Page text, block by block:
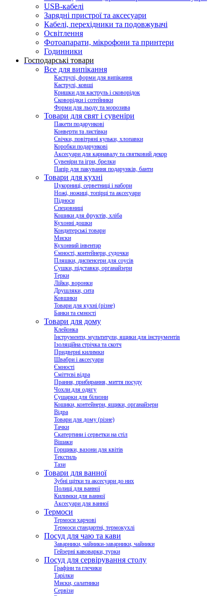
USB-кабелі
Зарядні пристрої та аксесуари
Кабелі, перехідники та подовжувачі
Освітлення
Фотоапарати, мікрофони та принтери
Годинники
Господарські товари
Все для випікання
Каструлі, форми для випікання
Каструлі, ковші
Кришки для каструль і сковорідок
Сковорідки і сотейники
Форми для льоду та морозива
Товари для свят і сувеніри
Пакети подарункові
Конверти та листівки
Свічки, повітряні кульки, хлопавки
Коробки подарункові
Аксесуари для карнавалу та святковий декор
Сувеніри та ігри, брелки
Папір для пакування подарунків, банти
Товари для кухні
Цукорниці, серветниці і набори
Ножі, ножиці, топірці та аксесуари
Підноси
Спецовниці
Кошики для фруктів, хліба
Кухонні дошки
Кондитерські товари
Миски
Кухонний інвентар
Ємності, контейнери, судочки
Пляшки, диспенсери для соусів
Сушки, підставки, органайзери
Терки
Лійки, воронки
Друшляки, сита
Ковшики
Товари для кухні (різне)
Банки та ємності
Товари для дому
Клейонка
Інструменти, мультитули, ящики для інструментів
Ізоляційна стрічка та скотч
Придверні килимки
Швабри і аксесуари
Ємності
Сміттєві відра
Прання, прибирання, миття посуду
Чохли для одягу
Сушарки для білизни
Кошики, контейнери, ящики, органайзери
Відра
Товари для дому (різне)
Тачки
Скатертини і серветки на стіл
Вішаки
Горщики, вазони для квітів
Текстиль
Тази
Товари для ванної
Зубні щітки та аксесуари до них
Полиці для ванної
Килимки для ванної
Аксесуари для ванної
Термоси
Термоси харчові
Термоси стандартні, термокухлі
Посуд для чаю та кави
Заварники, чайники-заварники, чайники
Гейзерні кавоварки, турки
Посуд для сервірування столу
Графіни та глечики
Тарілки
Миски, салатники
Сервізи